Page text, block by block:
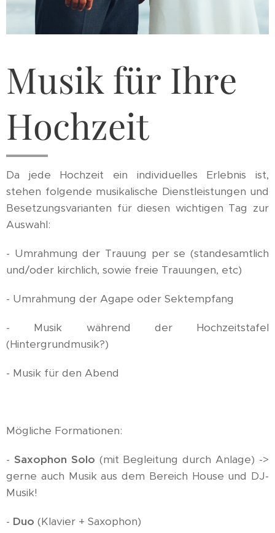
Musik für Ihre
Hochzeit
Da jede Hochzeit ein individuelles Erlebnis ist,
stehen folgende musikalische Dienstleistungen und
Besetzungsvarianten für diesen wichtigen Tag zur
Auswahl:
- Umrahmung der Trauung per se (standesamtlich
und/oder kirchlich, sowie freie Trauungen, etc)
- Umrahmung der Agape oder Sektempfang
- Musik während der Hochzeitstafel
(Hintergrundmusik?)
- Musik für den Abend
Mögliche Formationen:
- Saxophon Solo (mit Begleitung durch Anlage) ->
gerne auch Musik aus dem Bereich House und DJ-
Musik!
- Duo (Klavier + Saxophon)